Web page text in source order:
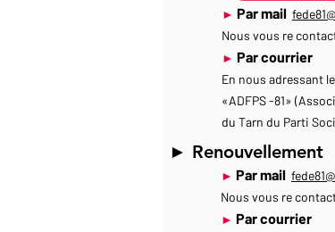
► Par mail
Nous vous re
► Par courrier
En nous adressant
«ADFPS -81»
du Tarn du Parti
► Renouvellement
► Par mail
Nous vous re
► Par courrier